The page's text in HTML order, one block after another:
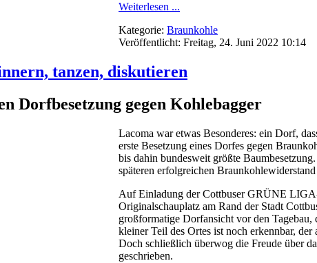
Weiterlesen ...
Kategorie: Braunkohle
Veröffentlicht: Freitag, 24. Juni 2022 10:14
tanzen, diskutieren
Dorfbesetzung gegen Kohlebagger
Lacoma war etwas Besonderes: ein Dorf,
erste Besetzung eines Dorfes gegen
bis dahin bundesweit größte
späteren erfolgreichen Braunkohlewiderstand
Auf Einladung der Cottbuser GRÜNE
Originalschauplatz am Rand der Stadt
großformatige Dorfansicht vor den Tagebau,
kleiner Teil des Ortes ist noch erkennbar,
Doch schließlich überwog die Freude über
geschrieben.